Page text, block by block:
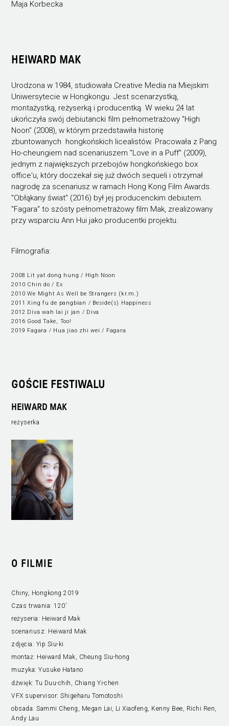
O FILMIE
Chiny, Hongkong 2019
Czas trwania: 120’
reżyseria: Heiward Mak
scenariusz: Heiward Mak
zdjęcia: Yip Siu-ki
montaż: Heiward Mak, Cheung Siu-hong
muzyka:Yusuke Hatano
dźwięk:Tu Duu-chih, Chiang Yi-chen
VFX supervisor:Shigeharu Tomotoshi
obsada:Sammi Cheng, Megan Lai, Li Xiaofeng, Kenny Bee, Richi Ren,
Andy Lau
Maja Korbecka
HEIWARD MAK
Urodzona w 1984, studiowała Creative Media na Miejskim
Uniwersytecie w Hongkongu. Jest scenarzystką,
montażystką, reżyserką i producentką. W wieku 24 lat
ukończyła swój debiutancki film pełnometrażowy "High
Noon" (2008), w którym przedstawiła historię
zbuntowanych hongkońskich licealistów. Pracowała z Pang
Ho-cheungiem nad scenariuszem "Love in a Puff" (2009),
jednym z największych przebojów hongkońskiego box
office'u, który doczekał się już dwóch sequeli i otrzymał
nagrodę za scenariusz w ramach Hong Kong Film Awards.
"Obłąkany świat" (2016) był jej producenckim debiutem.
"Fagara" to szósty pełnometrażowy film Mak, zrealizowany
przy wsparciu Ann Hui jako producentki projektu.
Filmografia:
2008 Lit yat dong hung / High Noon
2010 Chin do / Ex
2010 We Might As Well be Strangers (kr.m.)
2011 Xing fu de pangbian / Beside(s) Happiness
2012 Diva wah lai ji jan / Diva
2016 Good Take, Too!
2019 Fagara / Hua jiao zhi wei / Fagara
GOŚCIE FESTIWALU
HEIWARD MAK
reżyserka